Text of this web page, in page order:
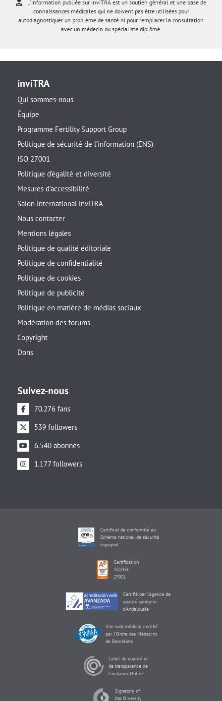
L'information publiée sur inviTRA est un soutien général et une base de
connaissances médicales qui ne doivent pas être utilisées pour
autodiagnostiquer un problème de santé ni pour remplacer la consultation
avec un médecin ou spécialiste diplômé.
inviTRA
Qui sommes-nous
Équipe
Programme Fertility Support Group
Politique de sécurité de l’information (ENS)
ISO 27001
Politique d’égalité et diversité
Mesures d’accessibilité
Salon international inviTRA
Nous contacter
Mentions légales
Politique de qualité éditoriale
Politique de confidentialité
Politique de cookies
Politique de publicité
Politique en matière de médias sociaux
Modération des forums
Copyright
Dons
Suivez-nous
70.276 fans
539 followers
6.540 abonnés
1.177 followers
Certificat de conformité au
Schéma national de sécurité
espagnol
Certification
ISO/IEC
27001
Certifié par l'agence de
qualité sanitaire
d'Andalousie
Site web médical certifié
par l'Ordre des Médecins
de Barcelone
Label de qualité et
de transparence de
Confianza Online
Signatory of
the Diversity